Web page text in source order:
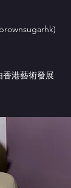
港藝術發展